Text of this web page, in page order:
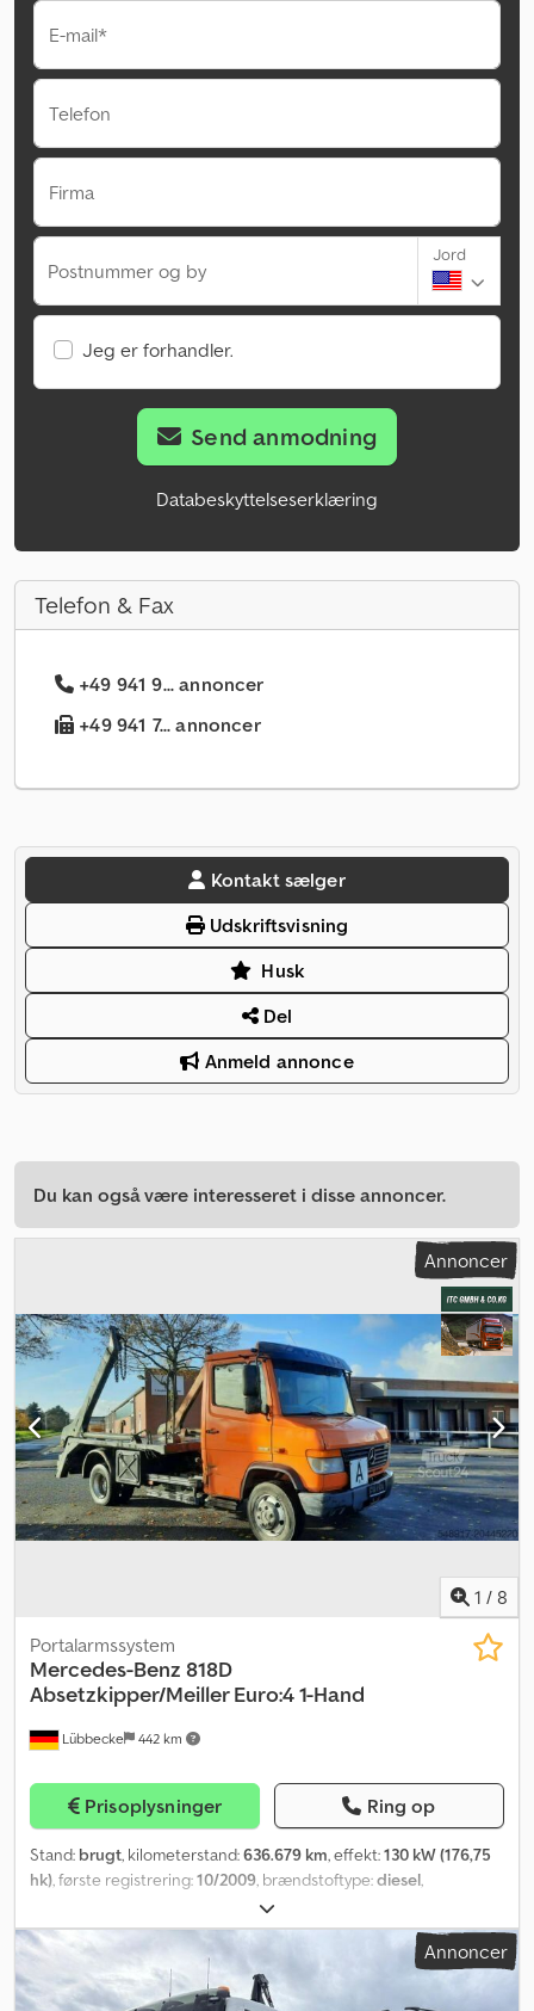
E-mail*
Telefon
Firma
Postnummer og by
Jord
Jeg er forhandler.
Send anmodning
Databeskyttelseserklæring
Telefon & Fax
+49 941 9... annoncer
+49 941 7... annoncer
Kontakt sælger
Udskriftsvisning
Husk
Del
Anmeld annonce
Du kan også være interesseret i disse annoncer.
Annoncer
1 / 8
Lübbecke 442 km
Portalarmssystem
Mercedes-Benz 818D
Absetzkipper/Meiller Euro:4 1-Hand
Prisoplysninger Ring op
Stand: brugt, kilometerstand:636.679 km, effekt:130 kW (176,75
hk), første registrering:10/2009, brændstoftype:diesel,
, geartype:
emissionsklasse:Euro 4, antal sæder:2, Produktionsår:2009,
Udstyr:
ABS, EBS (Elektronisk Bremsesystem), fartpilot,
klimaanlæg, servostyring, trailertræk
Asxt Tbfsg Rjwa
Annoncer